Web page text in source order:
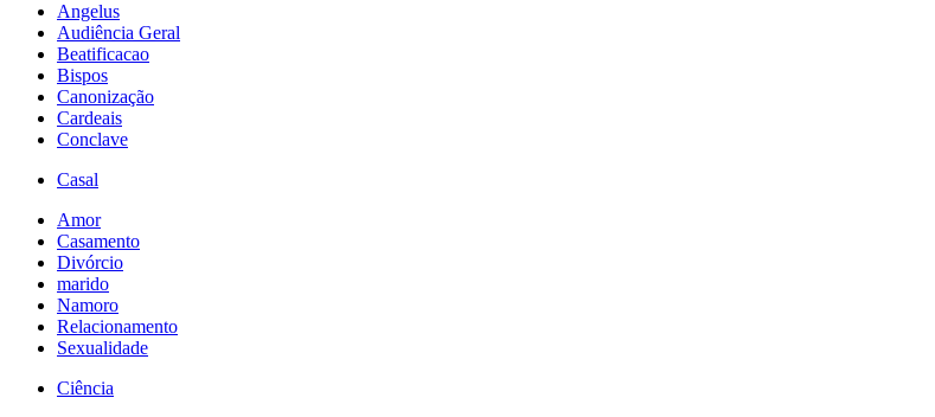
Angelus
Audiência Geral
Beatificacao
Bispos
Canonização
Cardeais
Conclave
Casal
Amor
Casamento
Divórcio
marido
Namoro
Relacionamento
Sexualidade
Ciência